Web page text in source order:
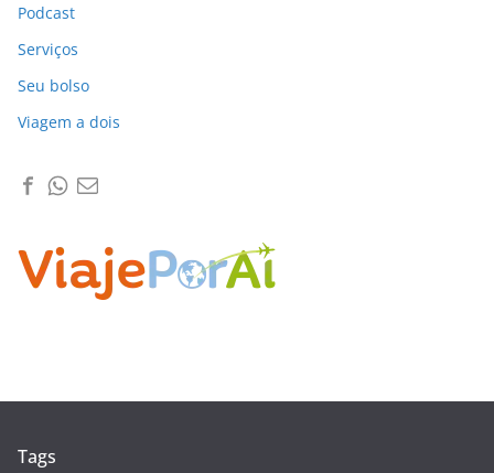
Podcast
Serviços
Seu bolso
Viagem a dois
Tags